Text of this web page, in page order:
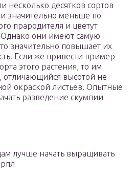
десятков сортов
значительно меньше по
прародителя и цветут
они имеют самую
значительно повышает их
Если же привести пример
этого растения, то им
отличающийся высотой не
окраской листьев. Опытные
разведение скумпии
лучше начать выращивать